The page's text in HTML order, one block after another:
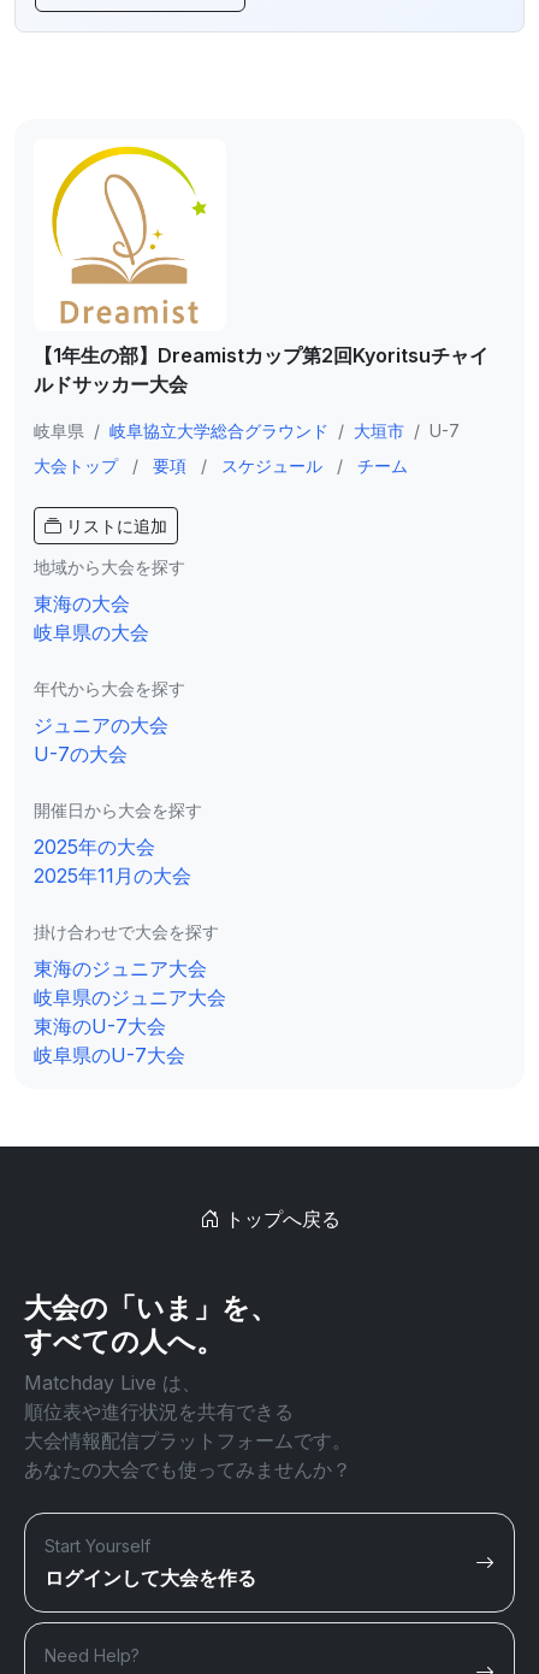
【1年生の部】Dreamistカップ第2回Kyoritsuチャイ
ルドサッカー大会
岐阜県 / 岐阜協立大学総合グラウンド / 大垣市 / U-7
大会トップ
/ 要項 / スケジュール / チーム
リストに追加
地域から大会を探す
東海の大会
岐阜県の大会
年代から大会を探す
ジュニアの大会
U-7の大会
開催日から大会を探す
2025年の大会
2025年11月の大会
掛け合わせで大会を探す
東海のジュニア大会
岐阜県のジュニア大会
東海のU-7大会
岐阜県のU-7大会
トップへ戻る
大会の「いま」を、
すべての人へ。
Matchday Live は、
順位表や進行状況を共有できる
大会情報配信プラットフォームです。
あなたの大会でも使ってみませんか？
Start Yourself
ログインして大会を作る
Need Help?